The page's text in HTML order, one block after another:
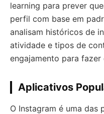
learning para prever
perfil com base em
analisam históricos de
atividade e tipos de
engajamento para
Aplicativos
O Instagram é uma das